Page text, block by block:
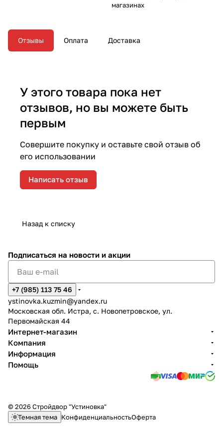
магазинах
Отзывы Оплата Доставка
У этого товара пока нет
отзывов, но вы можете быть
первым
Совершите покупку и оставьте свой отзыв об
его использовании
Написать отзыв
Назад к списку
Подписаться на новости и акции
+7 (985) 113 75 46
ystinovka.kuzmin@yandex.ru
Московская обл. Истра, с. Новопетровское, ул.
Первомайская 44
Интернет-магазин
Компания
Информация
Помощь
© 2026 Стройдвор "Устиновка"
Темная тема КонфиденциальностьОферта